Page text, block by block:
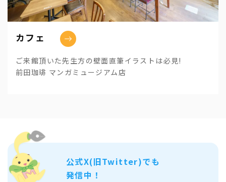
カフェ
ご来館頂いた先生方の壁面直筆イラストは必見!
前田珈琲 マンガミュージアム店
公式X(旧Twitter)でも
発信中！